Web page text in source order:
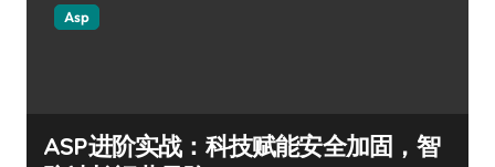
Asp
ASP进阶实战：科技赋能安全加固，智